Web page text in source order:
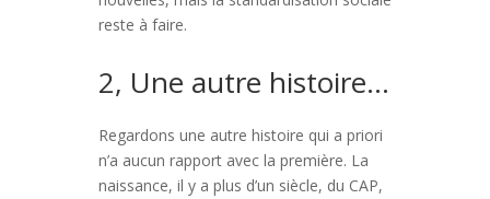
reste à faire.
2, Une autre histoire…
Regardons une autre histoire qui a priori
n’a aucun rapport avec la première. La
naissance, il y a plus d’un siècle, du CAP,